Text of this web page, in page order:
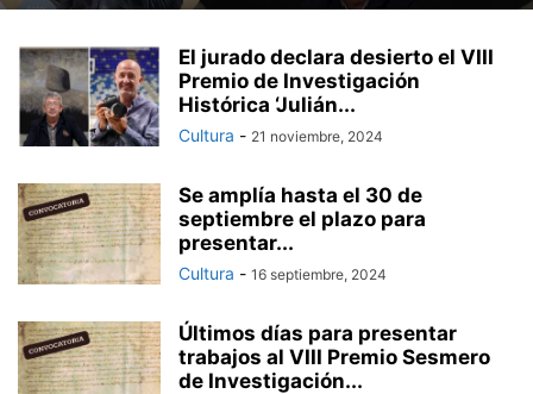
El jurado declara desierto el VIII
Premio de Investigación
Histórica ‘Julián...
Cultura - 21 noviembre, 2024
Se amplía hasta el 30 de
septiembre el plazo para
presentar...
Cultura - 16 septiembre, 2024
Últimos días para presentar
trabajos al VIII Premio Sesmero
de Investigación...